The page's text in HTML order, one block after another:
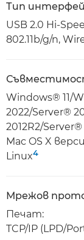
Тип
USB 2.0 Hi-
802.11b/g/n,
Windows® 11/
2022/Server®
2012R2/Server®
Mac OS X
Linux4
Мрежов
Печат:
TCP/IP (LPD/